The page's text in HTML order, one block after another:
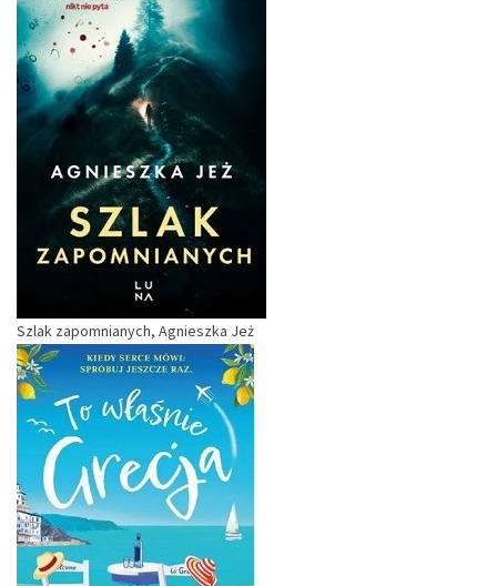
Szlak zapomnianych, Agnieszka Jeż